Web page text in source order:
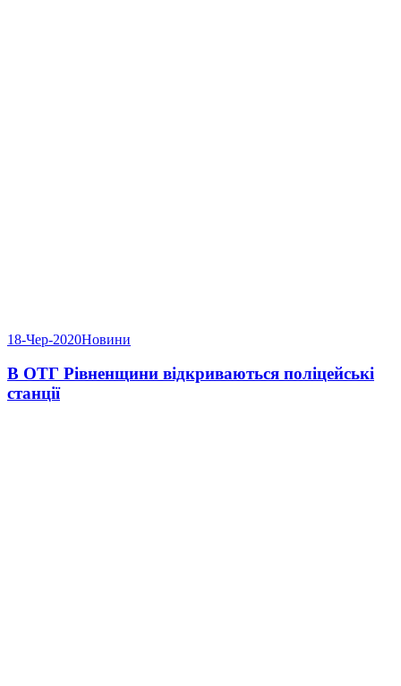
18-Чер-2020Новини
В ОТГ Рівненщини відкриваються поліцейські
станції